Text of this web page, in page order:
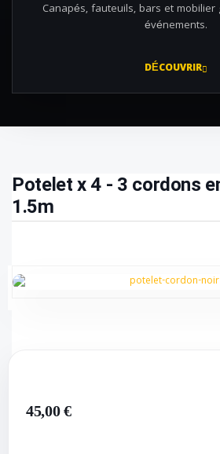
Canapés, fauteuils, bars et
événements.
DÉCOUVRIR
Potelet x 4 - 3 cordons
1.5m
45,00 €